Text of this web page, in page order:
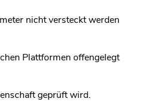
nicht versteckt werden
Plattformen offengelegt
geprüft wird.